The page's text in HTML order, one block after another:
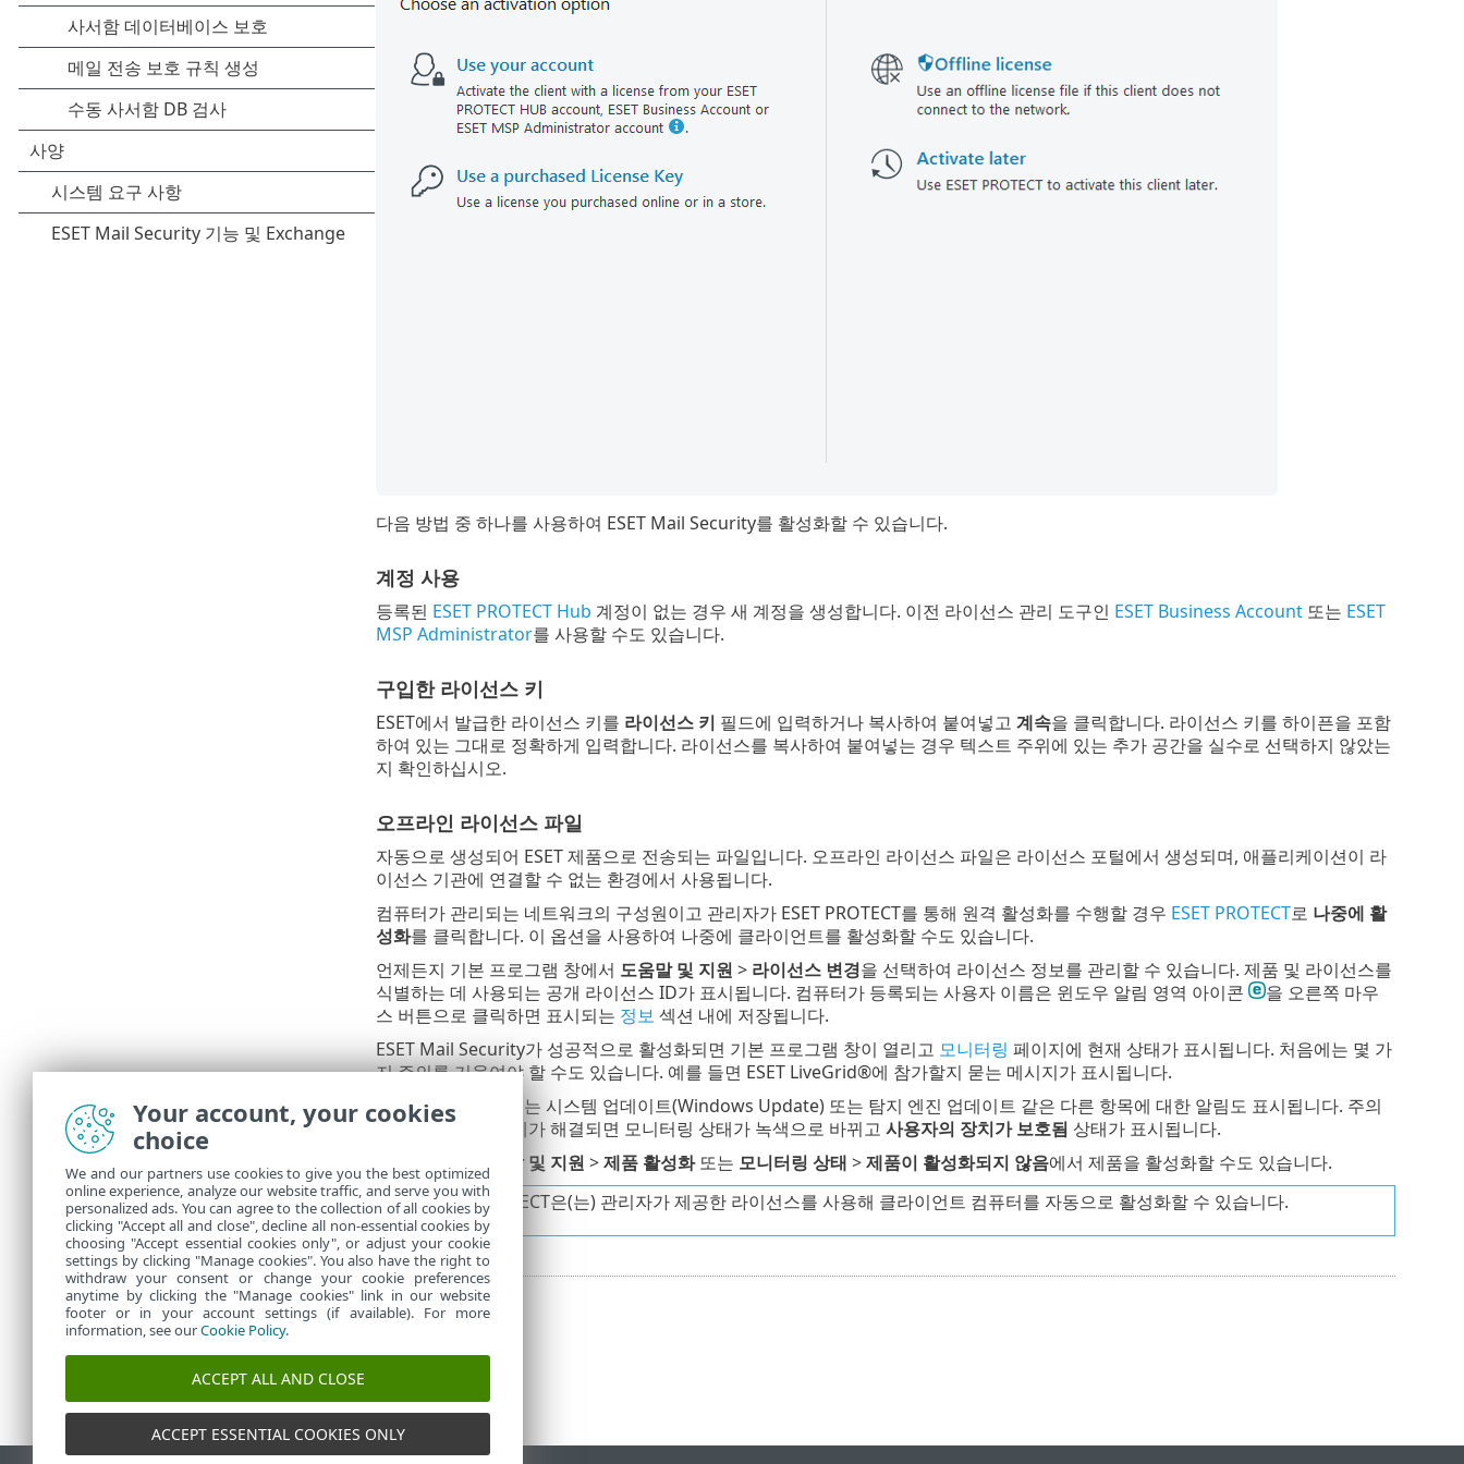
다음 방법 중 하나를 사용하여 ESET Mail Security를 활성화할 수 있습니다.
계정 사용
등록된 ESET PROTECT Hub 계정이 없는 경우 새 계정을 생성합니다. 이전 라이선스 관리 도구인 ESET Business Account또는 ESET
MSP Administrator를 사용할 수도 있습니다.
구입한 라이선스 키
ESET에서 발급한 라이선스 키를 라이선스 키 필드에 입력하거나 복사하여 붙여넣고 계속을 클릭합니다. 라이선스 키를 하이픈을 포함
하여 있는 그대로 정확하게 입력합니다. 라이선스를 복사하여 붙여넣는 경우 텍스트 주위에 있는 추가 공간을 실수로 선택하지 않았는
지 확인하십시오.
오프라인 라이선스 파일
자동으로 생성되어 ESET 제품으로 전송되는 파일입니다. 오프라인 라이선스 파일은 라이선스 포털에서 생성되며, 애플리케이션이 라
이선스 기관에 연결할 수 없는 환경에서 사용됩니다.
컴퓨터가 관리되는 네트워크의 구성원이고 관리자가 ESET PROTECT를 통해 원격 활성화를 수행할 경우 ESET PROTECT로 나중에 활
성화를 클릭합니다. 이 옵션을 사용하여 나중에 클라이언트를 활성화할 수도 있습니다.
언제든지 기본 프로그램 창에서 도움말 및 지원 > 라이선스 변경을 선택하여 라이선스 정보를 관리할 수 있습니다. 제품 및 라이선스를
식별하는 데 사용되는 공개 라이선스 ID가 표시됩니다. 컴퓨터가 등록되는 사용자 이름은 윈도우 알림 영역 아이콘
을 오른쪽 마우
스 버튼으로 클릭하면 표시되는 정보 섹션 내에 저장됩니다.
ESET Mail Security가 성공적으로 활성화되면 기본 프로그램 창이 열리고 모니터링 페이지에 현재 상태가 표시됩니다. 처음에는 몇 가
지 주의를 기울여야 할 수도 있습니다. 예를 들면 ESET LiveGrid®에 참가할지 묻는 메시지가 표시됩니다.
기본 프로그램 창에는 시스템 업데이트(Windows Update) 또는 탐지 엔진 업데이트 같은 다른 항목에 대한 알림도 표시됩니다. 주의
가 필요한 모든 문제가 해결되면 모니터링 상태가 녹색으로 바뀌고 사용자의 장치가 보호됨 상태가 표시됩니다.
기본 메뉴의
도움말 및 지원 >제품 활성화또는 모니터링 상태 >제품이 활성화되지 않음에서 제품을 활성화할 수도 있습니다.
ESET PROTECT은(는) 관리자가 제공한 라이선스를 사용해 클라이언트 컴퓨터를 자동으로 활성화할 수 있습니다.
Your account, your cookies
choice
We and our partners use cookies to give you the best optimized
online experience, analyze our website traffic, and serve you with
personalized ads. You can agree to the collection of all cookies by
clicking "Accept all and close", decline all non-essential cookies by
choosing "Accept essential cookies only", or adjust your cookie
settings by clicking "Manage cookies". You also have the right to
withdraw your consent or change your cookie preferences
anytime by clicking the "Manage cookies" link in our website
footer or in your account settings (if available). For more
information, see ourCookie Policy.
ACCEPT ALL AND CLOSE
ACCEPT ESSENTIAL COOKIES ONLY